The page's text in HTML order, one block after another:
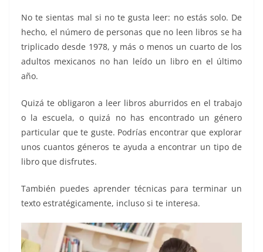
No te sientas mal si no te gusta leer: no estás solo. De
hecho, el número de personas que no leen libros se ha
triplicado desde 1978, y más o menos un cuarto de los
adultos mexicanos no han leído un libro en el último
año.
Quizá te obligaron a leer libros aburridos en el trabajo
o la escuela, o quizá no has encontrado un género
particular que te guste. Podrías encontrar que explorar
unos cuantos géneros te ayuda a encontrar un tipo de
libro que disfrutes.
También puedes aprender técnicas para terminar un
texto estratégicamente, incluso si te interesa.